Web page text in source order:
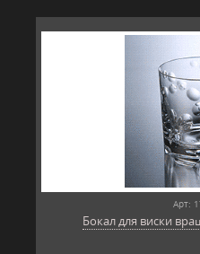
Арт:
Бокал для виски